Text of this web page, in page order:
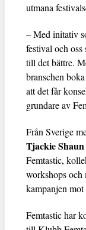
utmana
– Med initativ
festival och
till det bättre.
branschen
att det får
grundare av
Från Sverige
Tjackie Shaun
Femtastic,
workshops
kampanjen
Femtastic har